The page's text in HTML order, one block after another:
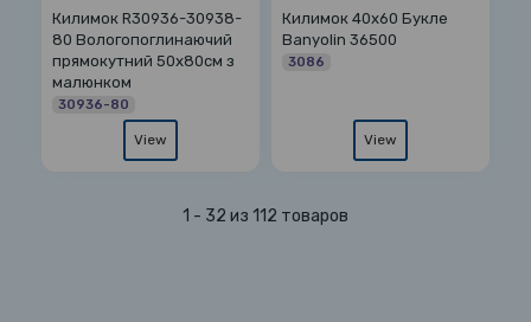
Килимок R30936-30938-
80 Вологопоглинаючий
прямокутний 50x80см з
малюнком
30936-80
View
Килимок 40х60 Букле
Banyolin 36500
3086
View
1 - 32 из 112 товаров